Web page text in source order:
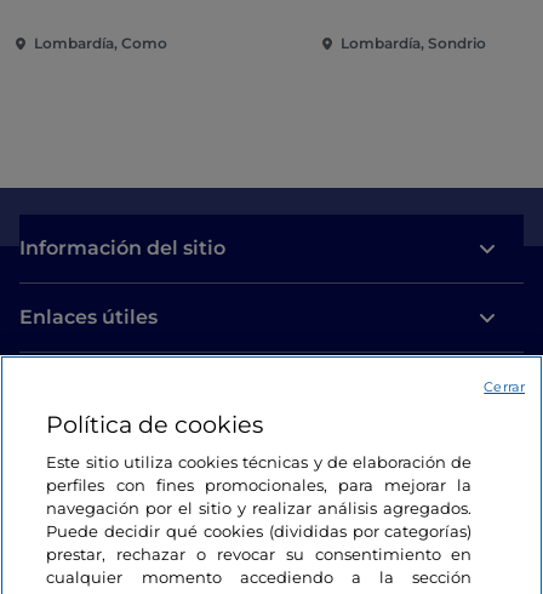
Lombardía, Como Lombardía, Sondrio
Información del sitio
Enlaces útiles
Estamos en contacto
Política de cookies
Este sitio utiliza cookies técnicas y de elaboración de
perfiles con fines promocionales, para mejorar la
navegación por el sitio y realizar análisis agregados.
Puede decidir qué cookies (divididas por categorías)
prestar, rechazar o revocar su consentimiento en
cualquier momento accediendo a la sección
Cerrar